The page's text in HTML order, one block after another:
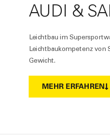
AUDI &
Leichtbau im
Leichtbaukompetenz von
Gewicht.
MEHR ERFAHREN